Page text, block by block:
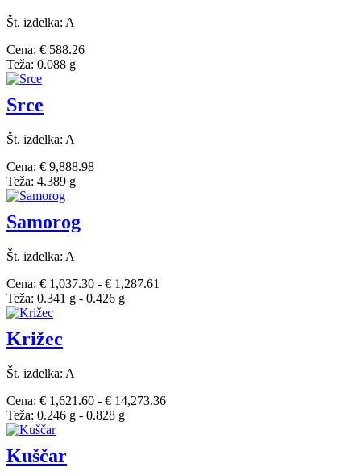
Št. izdelka: A
Cena: € 588.26
Teža: 0.088 g
Srce
Št. izdelka: A
Cena: € 9,888.98
Teža: 4.389 g
Samorog
Št. izdelka: A
Cena: € 1,037.30 - € 1,287.61
Teža: 0.341 g - 0.426 g
Križec
Št. izdelka: A
Cena: € 1,621.60 - € 14,273.36
Teža: 0.246 g - 0.828 g
Kuščar